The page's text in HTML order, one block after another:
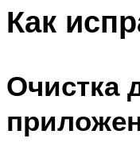
Как
Очистка